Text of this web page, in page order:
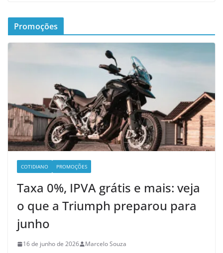
Promoções
COTIDIANO PROMOÇÕES
Taxa 0%, IPVA grátis e mais: veja
o que a Triumph preparou para
junho
16 de junho de 2026 Marcelo Souza